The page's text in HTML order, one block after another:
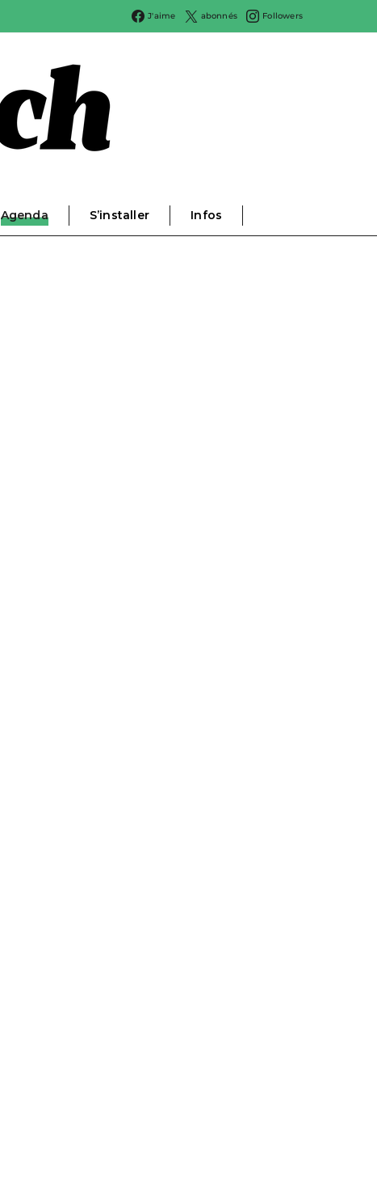
J'aime abonnés Followers
Agenda S’installer Infos